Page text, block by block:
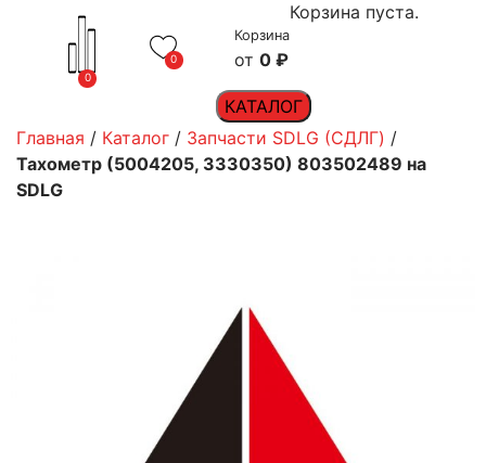
0
0
Корзина
0 ₽
Корзина пуста.
КАТАЛОГ
Главная / Каталог / Запчасти SDLG (СДЛГ) /
Тахометр (5004205, 3330350) 803502489 на
SDLG